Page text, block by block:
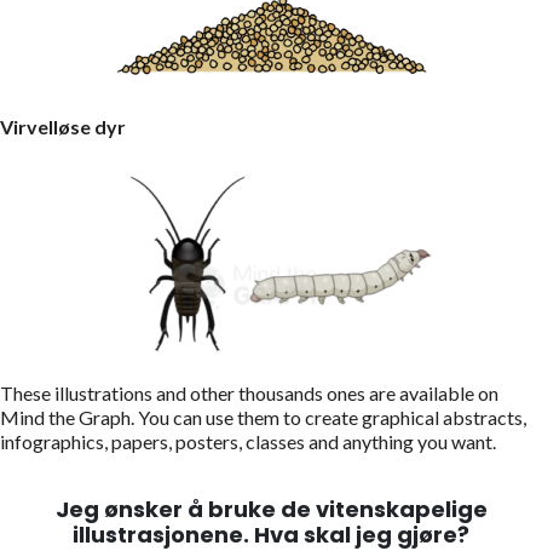
Virvelløse dyr
These illustrations and other thousands ones are available on
Mind the Graph. You can use them to create graphical abstracts,
infographics, papers, posters, classes and anything you want.
Jeg ønsker å bruke de vitenskapelige
illustrasjonene. Hva skal jeg gjøre?